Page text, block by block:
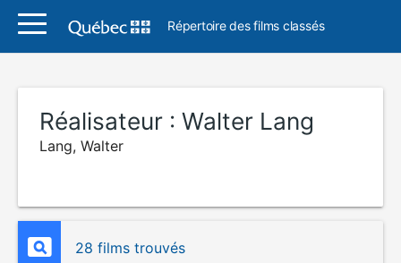
Répertoire des films classés
Réalisateur : Walter Lang
Lang, Walter
28 films trouvés